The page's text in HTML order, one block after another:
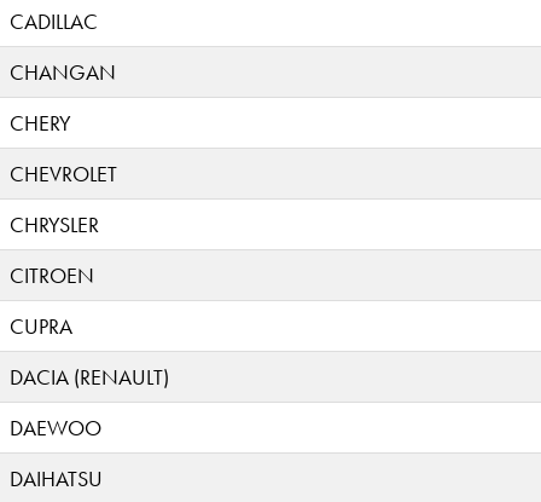
CADILLAC
CHANGAN
CHERY
CHEVROLET
CHRYSLER
CITROEN
CUPRA
DACIA (RENAULT)
DAEWOO
DAIHATSU